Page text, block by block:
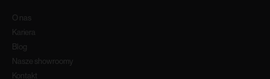
O nas
Kariera
Blog
Nasze showroomy
Kontakt